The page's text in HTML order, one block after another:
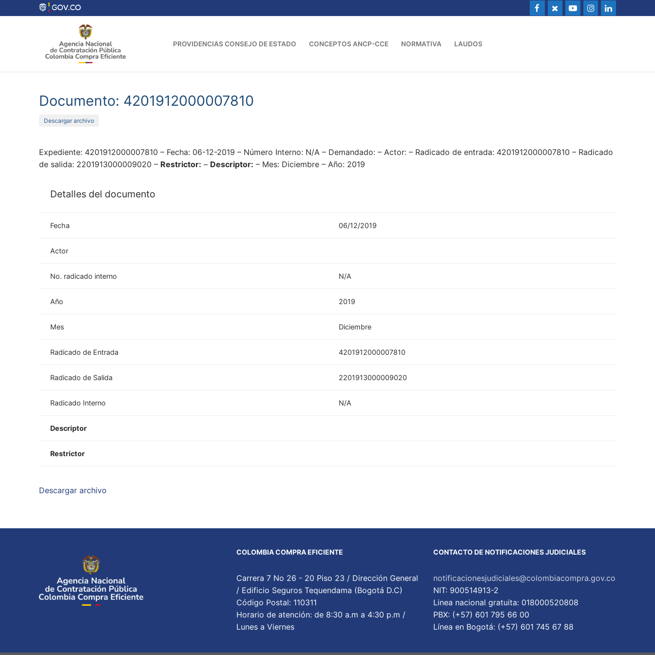
al
PROVIDENCIAS CONSEJO DE ESTADO CONCEPTOS ANCP-CCE NORMATIVA LAUDOS
Documento: 4201912000007810
Descargar archivo
Expediente: 4201912000007810 – Fecha: 06-12-2019 – Número Interno: N/A – Demandado: – Actor: – Radicado de entrada: 4201912000007810 – Radicado
de salida: 2201913000009020 – Restrictor: – Descriptor: – Mes: Diciembre – Año: 2019
Detalles del documento
Fecha 06/12/2019
Actor
No. radicado interno N/A
Año 2019
Mes Diciembre
Radicado de Entrada 4201912000007810
Radicado de Salida 2201913000009020
Radicado Interno N/A
Descriptor
Restrictor
Descargar archivo
COLOMBIA COMPRA EFICIENTE
Carrera 7 No 26 - 20 Piso 23 / Dirección General
/ Edificio Seguros Tequendama (Bogotá D.C)
Código Postal: 110311
Horario de atención: de 8:30 a.m a 4:30 p.m /
Lunes a Viernes
CONTACTO DE NOTIFICACIONES JUDICIALES
notificacionesjudiciales@colombiacompra.gov.co
NIT: 900514913-2
Linea nacional gratuita: 018000520808
PBX: (+57) 601 795 66 00
Lí­nea en Bogotá: (+57) 601 745 67 88